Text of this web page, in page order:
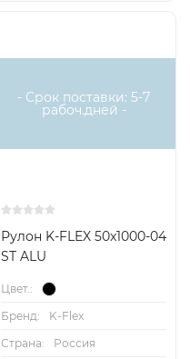
- Срок поставки: 5-7
рабоч.дней -
Рулон K-FLEX 50x1000-04
ST ALU
Цвет.:
Бренд:
K-Flex
Страна:
Россия